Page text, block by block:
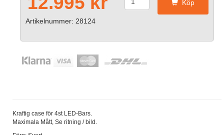
Köp
Artikelnummer: 28124
Kraftig case för 4st LED-Bars.
Maximala Mått, Se ritning / bild.